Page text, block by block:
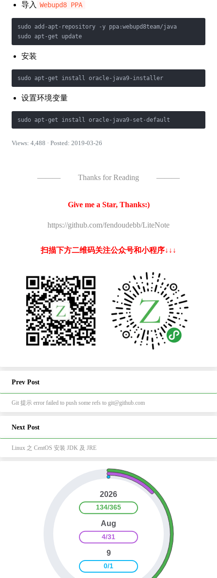
导入 Webupd8 PPA
sudo add-apt-repository -y ppa:webupd8team/java
sudo apt-get update
安装
sudo apt-get install oracle-java9-installer
设置环境变量
sudo apt-get install oracle-java9-set-default
Views: 4,488 · Posted: 2019-03-26
——— Thanks for Reading ———
Give me a Star, Thanks:)
https://github.com/fendoudebb/LiteNote
扫描下方二维码关注公众号和小程序↓↓↓
Prev Post
Git 提示 error failed to push some refs to git@github.com
Next Post
Linux 之 CentOS 安装 JDK 及 JRE